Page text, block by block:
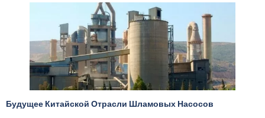
Будущее Китайской Отрасли Шламовых Насосов